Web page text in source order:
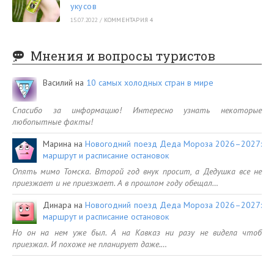
укусов
15.07.2022 / КОММЕНТАРИЯ 4
Мнения и вопросы туристов
Василий на 10 самых холодных стран в мире
Спасибо за информацию! Интересно узнать некоторые
любопытные факты!
Марина наНовогодний поезд Деда Мороза 2026–2027:
маршрут и расписание остановок
Опять мимо Томска. Второй год внук просит, а Дедушка все не
приезжает и не приезжает. А в прошлом году обещал…
Динара наНовогодний поезд Деда Мороза 2026–2027:
маршрут и расписание остановок
Но он на нем уже был. А на Кавказ ни разу не видела чтоб
приезжал. И похоже не планирует даже.…